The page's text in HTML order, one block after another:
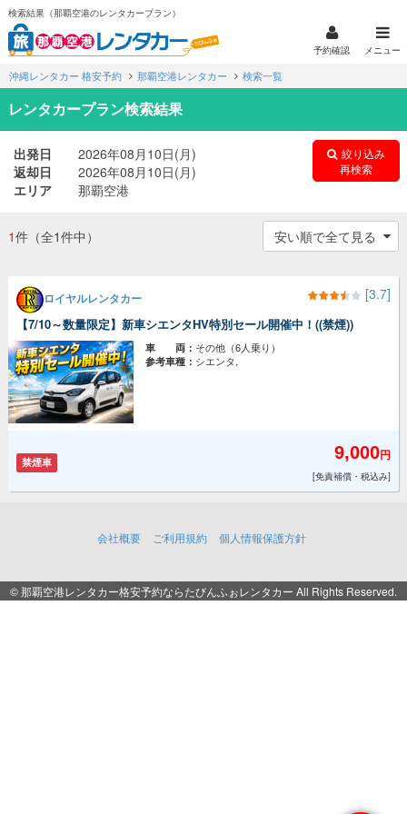
検索結果（那覇空港のレンタカープラン）
予約確認 メニュー
沖縄レンタカー 格安予約 那覇空港レンタカー 検索一覧
レンタカープラン検索結果
出発日
2026年08月10日(月)
返却日
2026年08月10日(月)
エリア
那覇空港
絞り込み
再検索
1件（全1件中）
ロイヤルレンタカー [3.7]
【7/10～数量限定】新車シエンタHV特別セール開催中！((禁煙))
車 両： その他（6人乗り）
参考車種： シエンタ,
禁煙車 9,000円
[免責補償・税込み]
会社概要 ご利用規約 個人情報保護方針
© 那覇空港レンタカー格安予約ならたびんふぉレンタカー All Rights Reserved.